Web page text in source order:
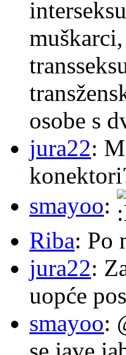
muškarci,
osobe s
jura22:
smayoo:
Riba: Po
jura22:
uopće
smayoo: